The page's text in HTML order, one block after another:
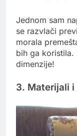
Jednom sam
se razvlači
morala
bih ga
dimenzije!
3. Materijali